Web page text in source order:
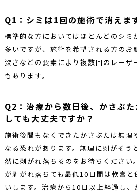
Q1：シミは1回の施術で消えま
標準的な方においてはほとんどのシミ
多いですが、施術を希望される方のお
深さなどの要素により複数回のレーザ
もあります。
Q2：治療から数日後、かさぶ
しても大丈夫ですか？
施術後間もなくできたかさぶたは無理
なる恐れがあります。無理に剝がそう
然に剥がれ落ちるのをお待ちください
が剥がれ落ちても最低10日間は軟膏
いします。治療から10日以上経過し